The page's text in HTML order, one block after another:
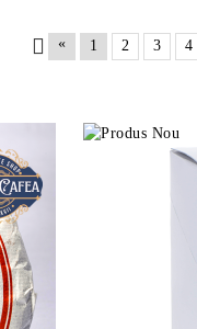
« 1 2 3 4